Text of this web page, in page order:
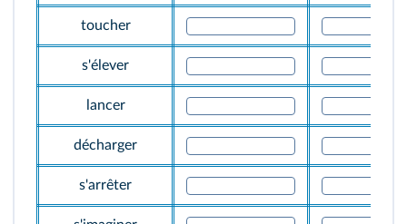
toucher
s'élever
lancer
décharger
s'arrêter